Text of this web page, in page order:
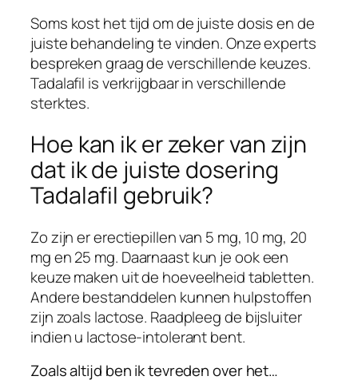
Soms kost het tijd om de juiste dosis en de
juiste behandeling te vinden. Onze experts
bespreken graag de verschillende keuzes.
Tadalafil is verkrijgbaar in verschillende
sterktes.
Hoe kan ik er zeker van zijn
dat ik de juiste dosering
Tadalafil gebruik?
Zo zijn er erectiepillen van 5 mg, 10 mg, 20
mg en 25 mg. Daarnaast kun je ook een
keuze maken uit de hoeveelheid tabletten.
Andere bestanddelen kunnen hulpstoffen
zijn zoals lactose. Raadpleeg de bijsluiter
indien u lactose-intolerant bent.
Zoals altijd ben ik tevreden over het…